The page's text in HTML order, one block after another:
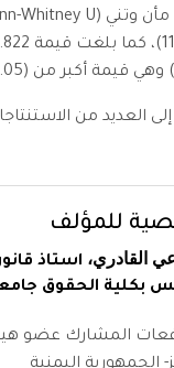
العديد من
للمؤلف
القادري، استاذ
بكلية الحقوق
المشارك عضو